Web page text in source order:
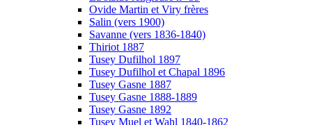
Ovide Martin et Viry frères
Salin (vers 1900)
Savanne (vers 1836-1840)
Thiriot 1887
Tusey Dufilhol 1897
Tusey Dufilhol et Chapal 1896
Tusey Gasne 1887
Tusey Gasne 1888-1889
Tusey Gasne 1892
Tusey Muel et Wahl 1840-1862